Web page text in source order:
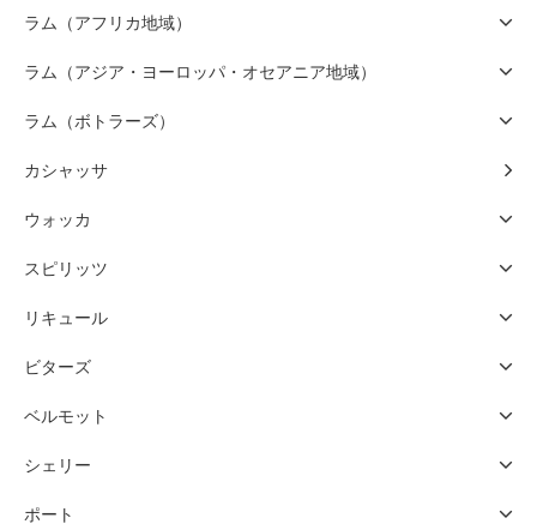
ラム（アフリカ地域）
ラム（アジア・ヨーロッパ・オセアニア地域）
ラム（ボトラーズ）
カシャッサ
ウォッカ
スピリッツ
リキュール
ビターズ
ベルモット
シェリー
ポート